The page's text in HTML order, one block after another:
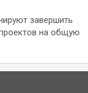
завершить
на общую